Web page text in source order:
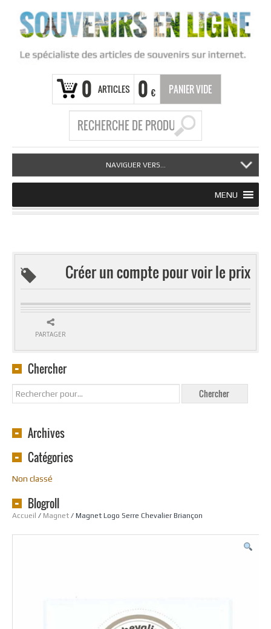
0 ARTICLES 0 € PANIER VIDE
NAVIGUER VERS...
MENU
Accueil / Magnet / Magnet Logo Serre Chevalier Briançon
Créer un compte pour voir le prix
PARTAGER
Chercher
Archives
Catégories
Non classé
Blogroll